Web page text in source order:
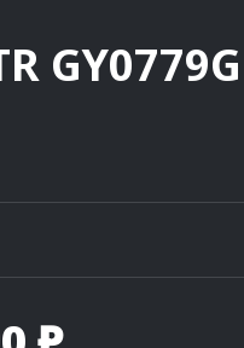
GY0779G